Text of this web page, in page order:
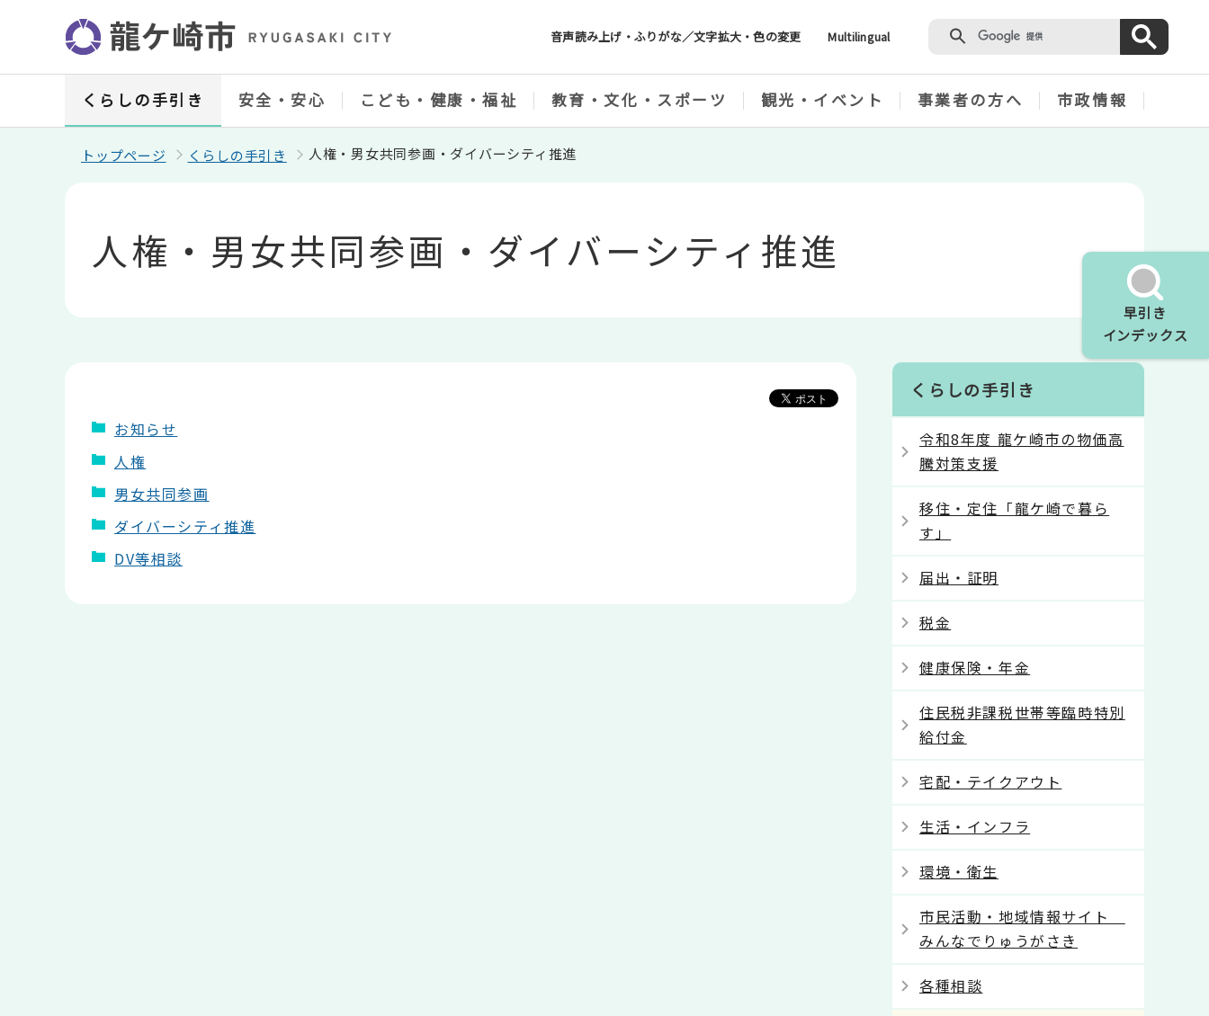
ジ
音声読み上げ・ふりがな／文字拡大・色の変更 Multilingual
早引き
インデックス
くらしの手引き 安全・安心 こども・健康・福祉 教育・文化・スポーツ 観光・イベント 事業者の方へ 市政情報
トップページ くらしの手引き 人権・男女共同参画・ダイバーシティ推進
人権・男女共同参画・ダイバーシティ推進
お知らせ
人権
男女共同参画
ダイバーシティ推進
DV等相談
くらしの手引き
令和8年度 龍ケ崎市の物価高
騰対策支援
移住・定住「龍ケ崎で暮ら
す」
届出・証明
税金
健康保険・年金
住民税非課税世帯等臨時特別
給付金
宅配・テイクアウト
生活・インフラ
環境・衛生
市民活動・地域情報サイト
みんなでりゅうがさき
各種相談